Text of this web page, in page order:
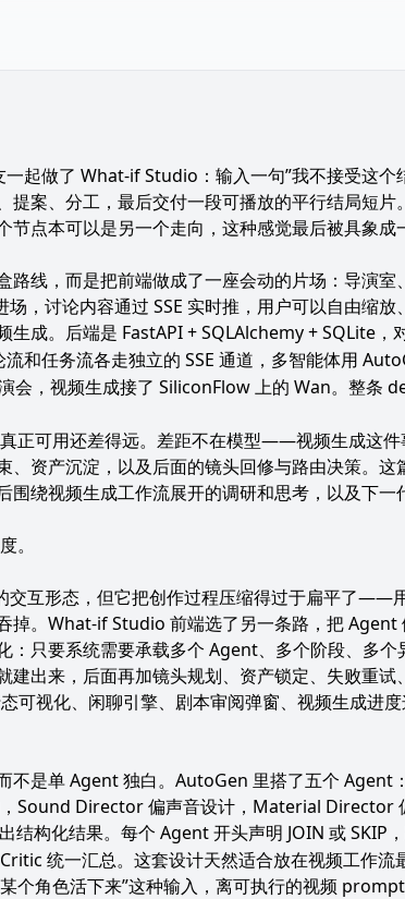
起做了 What-if Studio ：输入一句”我不接受这
提案、分工，最后交付一段可播放的平行结局短
节点本可以是另一个走向，这种感觉最后被具象
路线，而是把前端做成了一座会动的片场：导演
，讨论内容通过 SSE 实时推，用户可以自由缩
生成。后端是 FastAPI + SQLAlchemy + SQLite，
和任务流各走独立的 SSE 通道，多智能体用
会，视频生成接了 SiliconFlow 上的 Wan。整条
正可用还差得远。差距不在模型——视频生成这
、资产沉淀，以及后面的镜头回修与路由决策。这
绕视频生成工作流展开的调研和思考，以及下一
。
交互形态，但它把创作过程压缩得过于扁平了——
掉。What-if Studio 前端选了另一条路，把 Agent
：只要系统需要承载多个 Agent、多个阶段、多
建出来，后面再加镜头规划、资产锁定、失败重
可视化、闲聊引擎、剧本审阅弹窗、视频生成进
不是单 Agent 独白。AutoGen 里搭了五个
Sound Director 偏声音设计，Material Director
结构化结果。每个 Agent 开头声明 JOIN 或 SKIP
统一汇总。这套设计天然适合放在视频工作
个角色活下来”这种输入，离可执行的视频